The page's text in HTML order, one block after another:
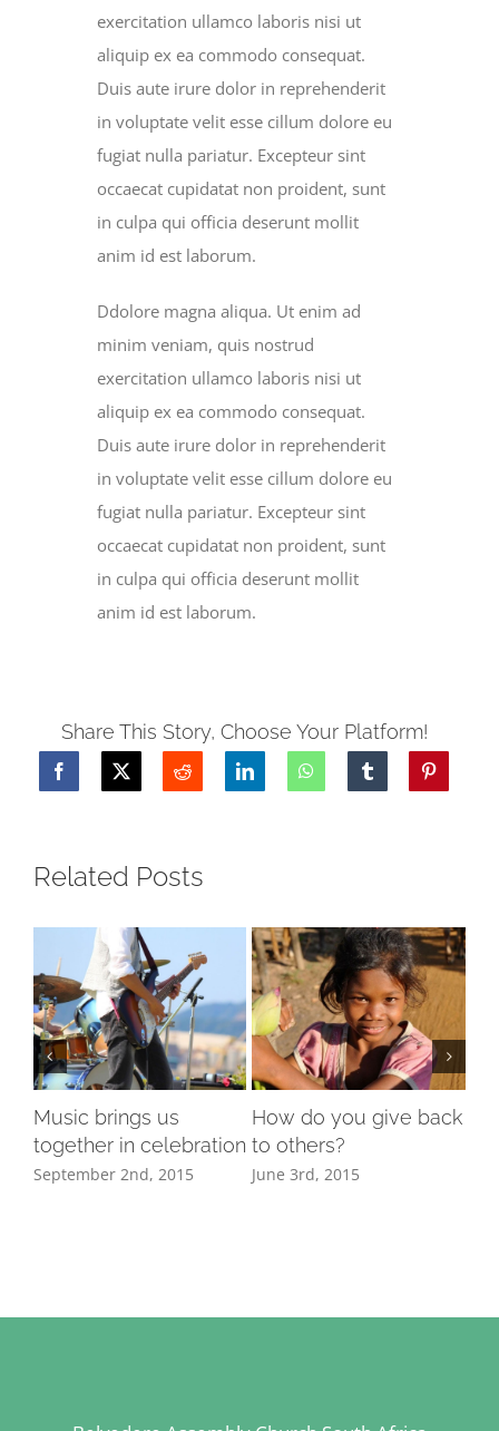
exercitation ullamco laboris nisi ut
aliquip ex ea commodo consequat.
Duis aute irure dolor in reprehenderit
in voluptate velit esse cillum dolore eu
fugiat nulla pariatur. Excepteur sint
occaecat cupidatat non proident, sunt
in culpa qui officia deserunt mollit
anim id est laborum.
Ddolore magna aliqua. Ut enim ad
minim veniam, quis nostrud
exercitation ullamco laboris nisi ut
aliquip ex ea commodo consequat.
Duis aute irure dolor in reprehenderit
in voluptate velit esse cillum dolore eu
fugiat nulla pariatur. Excepteur sint
occaecat cupidatat non proident, sunt
in culpa qui officia deserunt mollit
anim id est laborum.
Share This Story, Choose Your Platform!
Related Posts
Music brings us
together in celebration
September 2nd, 2015
How do you give back
to others?
June 3rd, 2015